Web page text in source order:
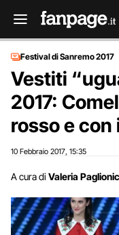
Festival di Sanremo 2017
Vestiti
2017:
rosso e
10 Febbraio 2017 15:35
A cura di Valeria